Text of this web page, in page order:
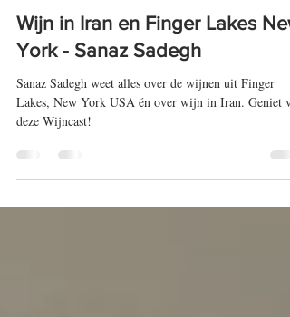
May 8, 2023
1 min read
Wijn in Iran en Finger Lakes
York - Sanaz Sadegh
Sanaz Sadegh weet alles over de wijnen uit Finger
deze Wijncast!